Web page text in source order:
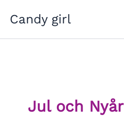
Candy girl
Jul och Nyår